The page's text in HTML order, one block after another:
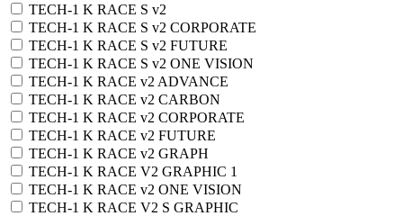
TECH-1 K RACE S v2
TECH-1 K RACE S v2 CORPORATE
TECH-1 K RACE S v2 FUTURE
TECH-1 K RACE S v2 ONE VISION
TECH-1 K RACE v2 ADVANCE
TECH-1 K RACE v2 CARBON
TECH-1 K RACE v2 CORPORATE
TECH-1 K RACE v2 FUTURE
TECH-1 K RACE v2 GRAPH
TECH-1 K RACE V2 GRAPHIC 1
TECH-1 K RACE v2 ONE VISION
TECH-1 K RACE V2 S GRAPHIC